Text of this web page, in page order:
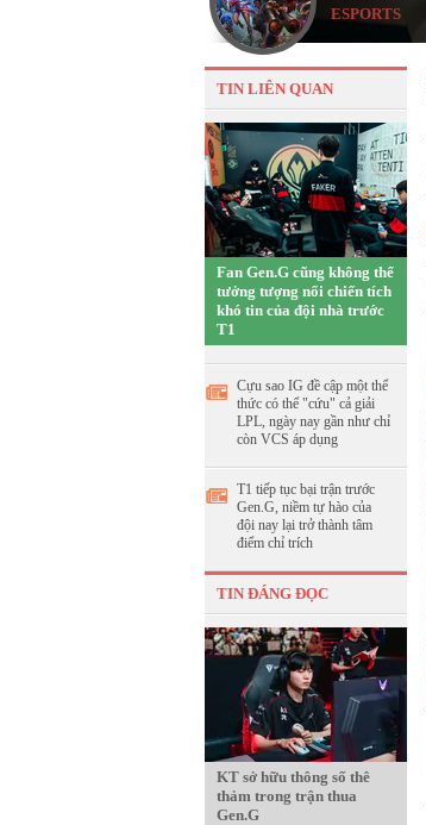
ESPORTS
TIN LIÊN QUAN
Fan Gen.G cũng không thể
tưởng tượng nổi chiến tích
khó tin của đội nhà trước
T1
Cựu sao IG đề cập một thể
thức có thể "cứu" cả giải
LPL, ngày nay gần như chỉ
còn VCS áp dụng
T1 tiếp tục bại trận trước
Gen.G, niềm tự hào của
đội nay lại trở thành tâm
điểm chỉ trích
TIN ĐÁNG ĐỌC
KT sở hữu thông số thê
thảm trong trận thua
Gen.G